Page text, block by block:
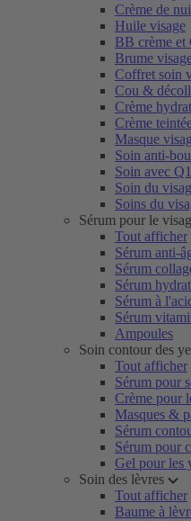
Crème de
Huile visage
BB crème et
Brume
Coffret soin
Cou &
Crème
Crème
Masque
Soin anti-
Soin avec
Soin du
Soins du
Sérum pour le
Tout afficher
Sérum anti-
Sérum
Sérum
Sérum à
Sérum
Ampoules
Soin contour des
Tout afficher
Sérum pour
Crème pour
Masques &
Sérum
Sérum pour
Gel pour les
Soin des lèvres
Tout afficher
Baume à